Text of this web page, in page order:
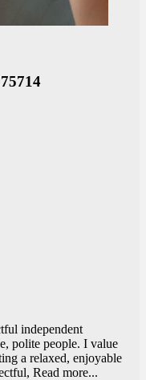
independent
polite people. I value
a relaxed, enjoyable
Read more...